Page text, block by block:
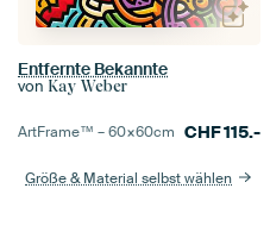
Entfernte Bekannte
von Kay Weber
ArtFrame™ –60×60cm CHF115.-
Größe & Material selbst wählen